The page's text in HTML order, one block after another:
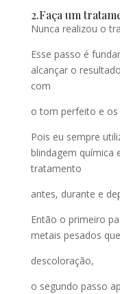
2.Faça um
Nunca realizou o
Esse passo é
alcançar o
com
o tom perfeito e os
Pois eu sempre
blindagem química
tratamento
antes, durante e
Então o primeiro
metais pesados
descoloração,
o segundo passo